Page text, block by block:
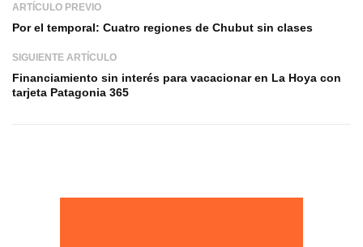
ARTÍCULO PREVIO
Por el temporal: Cuatro regiones de Chubut sin clases
SIGUIENTE ARTÍCULO
Financiamiento sin interés para vacacionar en La Hoya con
tarjeta Patagonia 365